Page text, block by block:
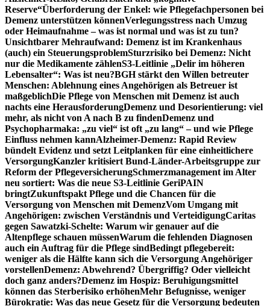
Reserve“Überforderung der Enkel: wie Pflegefachpersonen bei
Demenz unterstützen könnenVerlegungsstress nach Umzug
oder Heimaufnahme – was ist normal und was ist zu tun?
Unsichtbarer Mehraufwand: Demenz ist im Krankenhaus
(auch) ein SteuerungsproblemSturzrisiko bei Demenz: Nicht
nur die Medikamente zählenS3-Leitlinie „Delir im höheren
Lebensalter“: Was ist neu?BGH stärkt den Willen betreuter
Menschen: Ablehnung eines Angehörigen als Betreuer ist
maßgeblichDie Pflege von Menschen mit Demenz ist auch
nachts eine HerausforderungDemenz und Desorientierung: viel
mehr, als nicht von A nach B zu findenDemenz und
Psychopharmaka: „zu viel“ ist oft „zu lang“ – und wie Pflege
Einfluss nehmen kannAlzheimer-Demenz: Rapid Review
bündelt Evidenz und setzt Leitplanken für eine einheitlichere
VersorgungKanzler kritisiert Bund-Länder-Arbeitsgruppe zur
Reform der PflegeversicherungSchmerzmanagement im Alter
neu sortiert: Was die neue S3-Leitlinie GeriPAIN
bringtZukunftspakt Pflege und die Chancen für die
Versorgung von Menschen mit DemenzVom Umgang mit
Angehörigen: zwischen Verständnis und VerteidigungCaritas
gegen Sawatzki-Schelte: Warum wir genauer auf die
Altenpflege schauen müssenWarum die fehlenden Diagnosen
auch ein Auftrag für die Pflege sindBedingt pflegebereit:
weniger als die Hälfte kann sich die Versorgung Angehöriger
vorstellenDemenz: Abwehrend? Übergriffig? Oder vielleicht
doch ganz anders?Demenz im Hospiz: Beruhigungsmittel
können das Sterberisiko erhöhenMehr Befugnisse, weniger
Bürokratie: Was das neue Gesetz für die Versorgung bedeuten